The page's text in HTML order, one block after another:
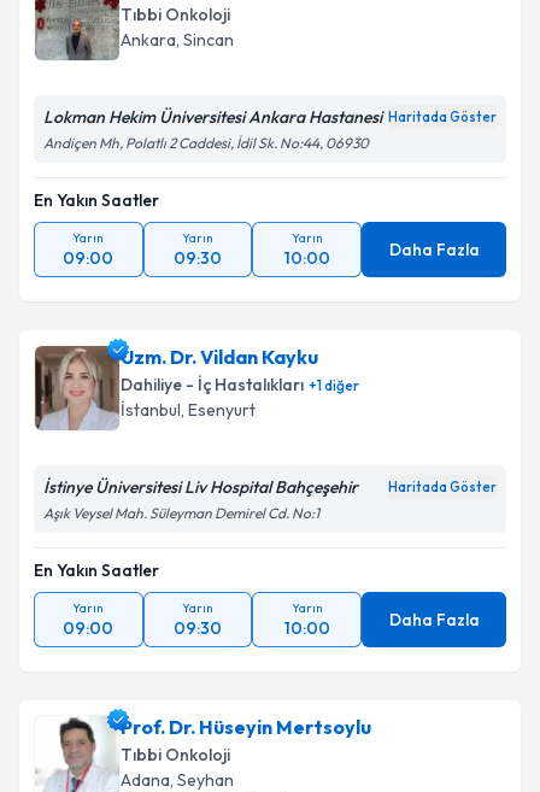
Tıbbi Onkoloji
Ankara, Sincan
Lokman Hekim Üniversitesi Ankara Hastanesi Haritada Göster
Andiçen Mh, Polatlı 2 Caddesi, İdil Sk. No:44, 06930
En Yakın Saatler
Yarın
09:00
Yarın
09:30
Yarın
10:00 Daha Fazla
Uzm. Dr. Vildan Kayku
Dahiliye - İç Hastalıkları +1diğer
İstanbul, Esenyurt
İstinye Üniversitesi Liv Hospital Bahçeşehir Haritada Göster
Aşık Veysel Mah. Süleyman Demirel Cd. No:1
En Yakın Saatler
Yarın
09:00
Yarın
09:30
Yarın
10:00 Daha Fazla
Prof. Dr. Hüseyin Mertsoylu
Tıbbi Onkoloji
Adana, Seyhan